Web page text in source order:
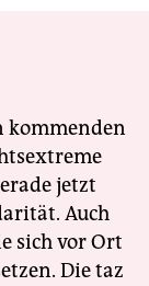
kommenden
jetzt
Auch
sich vor Ort
Die taz